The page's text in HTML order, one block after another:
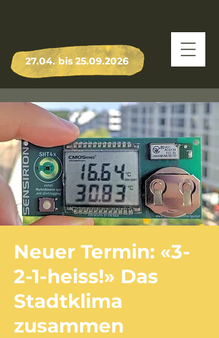
27.04. bis 25.09.2026
Neuer Termin: «3-
2-1-heiss!» Das
Stadtklima
zusammen